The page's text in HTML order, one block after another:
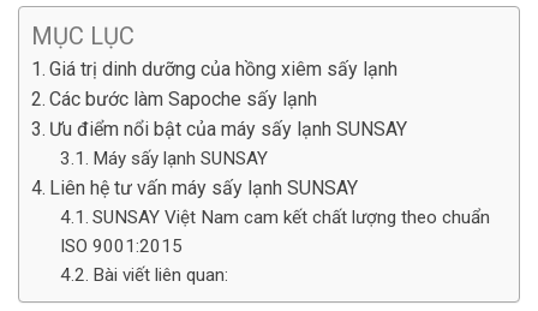
MỤC LỤC
Giá trị dinh dưỡng của hồng xiêm sấy lạnh
Các bước làm Sapoche sấy lạnh
Ưu điểm nổi bật của máy sấy lạnh SUNSAY
Máy sấy lạnh SUNSAY
Liên hệ tư vấn máy sấy lạnh SUNSAY
SUNSAY Việt Nam cam kết chất lượng theo chuẩn
ISO 9001:2015
Bài viết liên quan: